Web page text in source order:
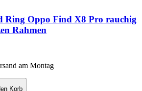
Ring Oppo Find X8 Pro rauchig
Rahmen
am Montag
Korb